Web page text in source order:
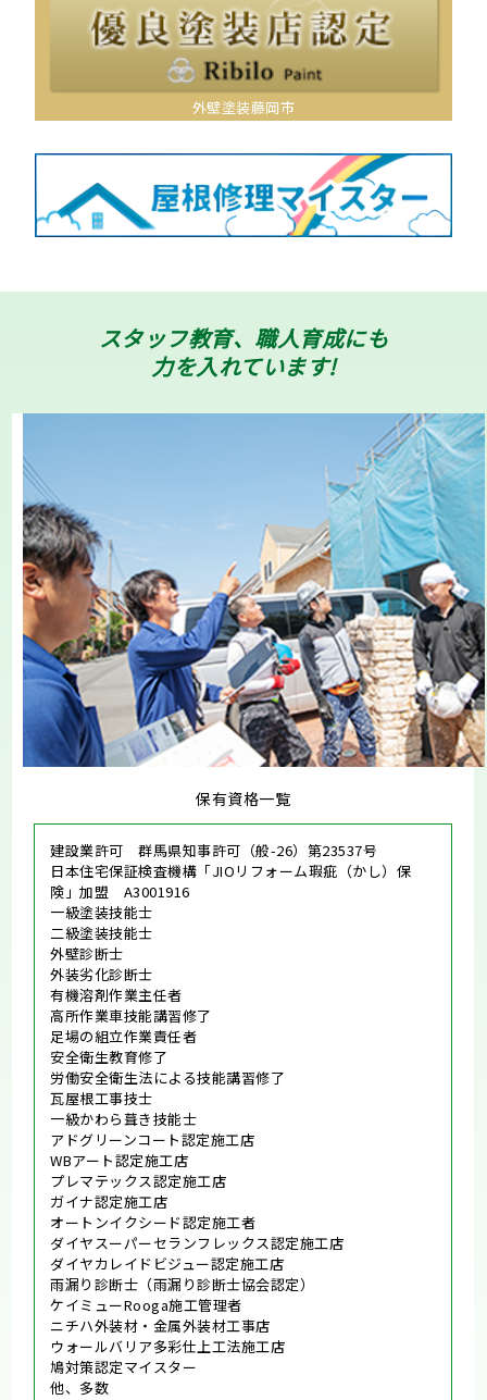
外壁塗装藤岡市
スタッフ教育、職人育成にも
力を入れています!
保有資格一覧
建設業許可 群馬県知事許可（般-26）第23537号
日本住宅保証検査機構「JIOリフォーム瑕疵（かし）保
険」加盟 A3001916
一級塗装技能士
二級塗装技能士
外壁診断士
外装劣化診断士
有機溶剤作業主任者
高所作業車技能講習修了
足場の組立作業責任者
安全衛生教育修了
労働安全衛生法による技能講習修了
瓦屋根工事技士
一級かわら葺き技能士
アドグリーンコート認定施工店
WBアート認定施工店
プレマテックス認定施工店
ガイナ認定施工店
オートンイクシード認定施工者
ダイヤスーパーセランフレックス認定施工店
ダイヤカレイドビジュー認定施工店
雨漏り診断士（雨漏り診断士協会認定）
ケイミューRooga施工管理者
ニチハ外装材・金属外装材工事店
ウォールバリア多彩仕上工法施工店
鳩対策認定マイスター
他、多数